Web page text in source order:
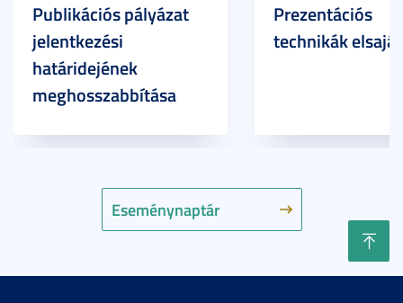
Eseménynaptár
Publikációs pályázat
jelentkezési
határidejének
meghosszabbítása
Prezentációs
technikák